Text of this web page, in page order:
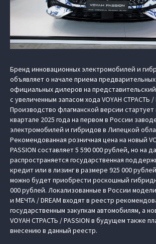
Бренд инновационных электромобилей и
объявляет о начале приема
официальных дилеров на
с увеличенным запасом хода VOYAH СТРАСТЬ /
Производство флагманской версии стартует
квартале 2025 года на первом в России
электромобилей и гибридов в Липецкой
Рекомендованная розничная цена на новый
PASSION составляет 5 590 000 рублей, но на
распространяется государственная
кредит или в лизинг в размере 925 000
можно будет приобрести роскошный
000 рублей. Локализованные в России модели
и МЕЧТА / DREAM входят в реестр
государственным закупкам автомобилям, а
VOYAH СТРАСТЬ / PASSION в будущем также
внесению в данный реестр.